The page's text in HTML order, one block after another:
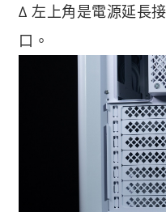
∆ 左上角是電源延長
口。